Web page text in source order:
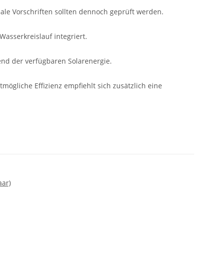
Vorschriften sollten dennoch geprüft werden.
integriert.
der verfügbaren Solarenergie.
Effizienz empfiehlt sich zusätzlich eine